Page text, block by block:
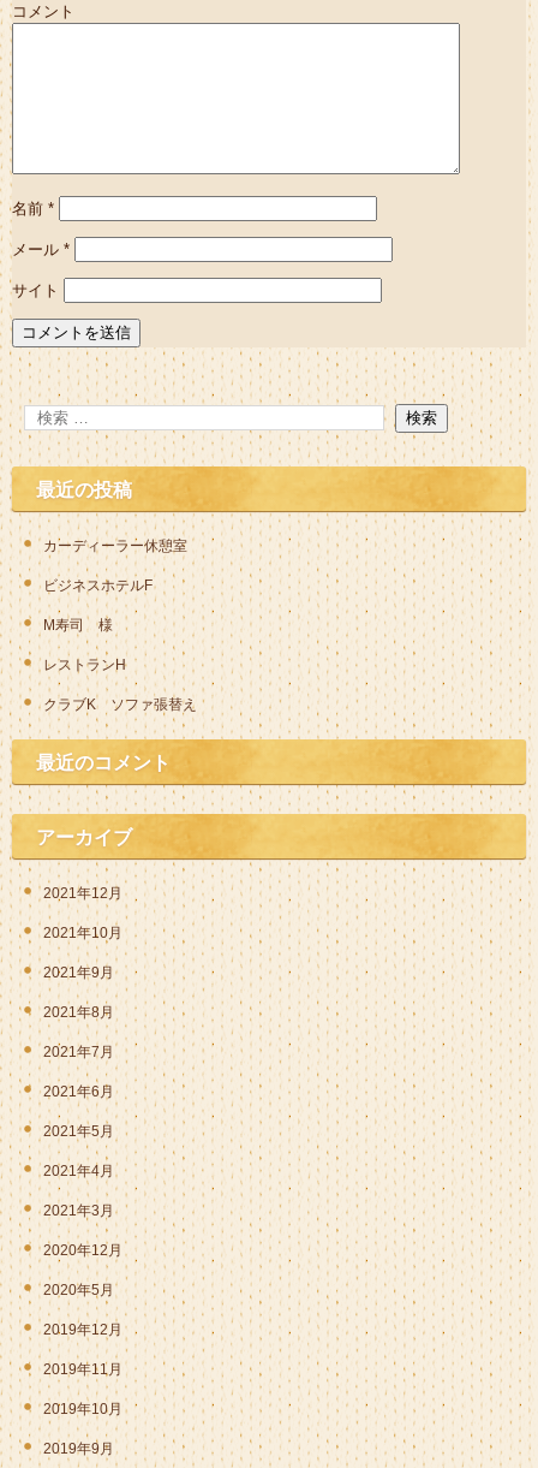
コメント
名前 *
メール *
サイト
最近の投稿
カーディーラー休憩室
ビジネスホテルF
M寿司 様
レストランH
クラブK ソファ張替え
最近のコメント
アーカイブ
2021年12月
2021年10月
2021年9月
2021年8月
2021年7月
2021年6月
2021年5月
2021年4月
2021年3月
2020年12月
2020年5月
2019年12月
2019年11月
2019年10月
2019年9月